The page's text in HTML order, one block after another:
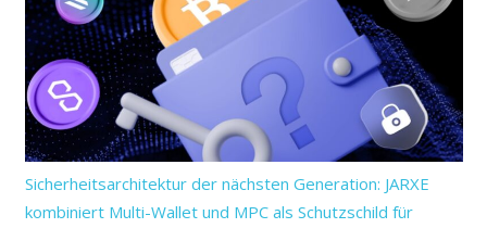
Sicherheitsarchitektur der nächsten Generation: JARXE
kombiniert Multi-Wallet und MPC als Schutzschild für